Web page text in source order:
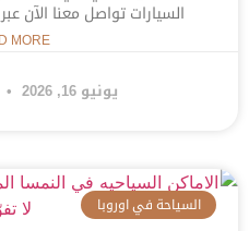
السيارات تواصل معنا الآن عبر واتساب:
MORE »
يونيو 16, 2026
السياحة في اوروبا